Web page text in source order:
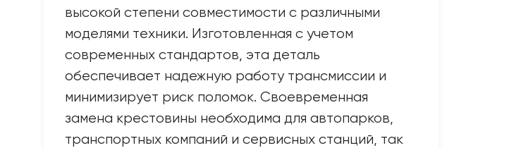
высокой степени совместимости с различными
моделями техники. Изготовленная с учетом
современных стандартов, эта деталь
обеспечивает надежную работу трансмиссии и
минимизирует риск поломок. Своевременная
замена крестовины необходима для автопарков,
транспортных компаний и сервисных станций, так